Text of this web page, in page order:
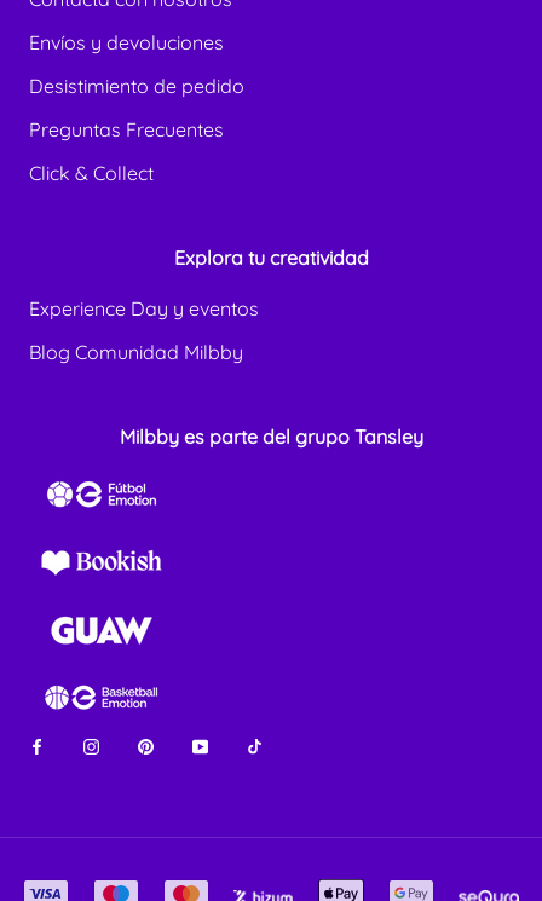
Envíos y devoluciones
Desistimiento de pedido
Preguntas Frecuentes
Click & Collect
Explora tu creatividad
Experience Day y eventos
Blog Comunidad Milbby
Milbby es parte del grupo Tansley